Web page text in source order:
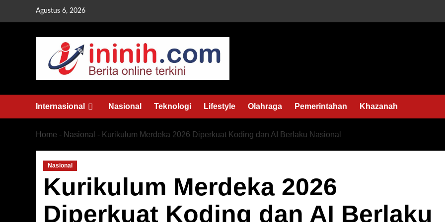
Agustus 6, 2026
Internasional Nasional Teknologi Lifestyle Olahraga Pemerintahan Khazanah
Home - Nasional - Kurikulum Merdeka 2026 Diperkuat Koding dan AI Berlaku Nasional
Nasional
Kurikulum Merdeka 2026
Diperkuat Koding dan AI Berlaku